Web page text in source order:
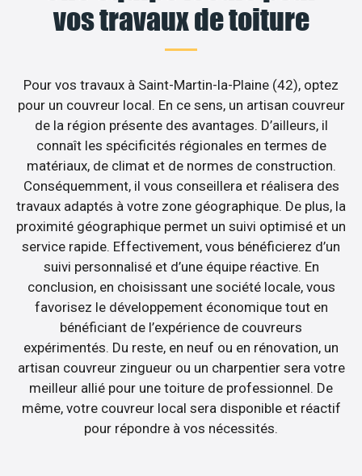
vos travaux de toiture
Pour vos travaux à Saint-Martin-la-Plaine (42), optez
pour un couvreur local. En ce sens, un artisan couvreur
de la région présente des avantages. D’ailleurs, il
connaît les spécificités régionales en termes de
matériaux, de climat et de normes de construction.
Conséquemment, il vous conseillera et réalisera des
travaux adaptés à votre zone géographique. De plus, la
proximité géographique permet un suivi optimisé et un
service rapide. Effectivement, vous bénéficierez d’un
suivi personnalisé et d’une équipe réactive. En
conclusion, en choisissant une société locale, vous
favorisez le développement économique tout en
bénéficiant de l’expérience de couvreurs
expérimentés. Du reste, en neuf ou en rénovation, un
artisan couvreur zingueur ou un charpentier sera votre
meilleur allié pour une toiture de professionnel. De
même, votre couvreur local sera disponible et réactif
pour répondre à vos nécessités.